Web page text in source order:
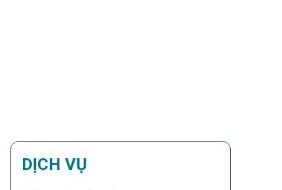
DỊCH VỤ